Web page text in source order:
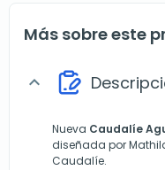
Más sobre este
expand_more
Nueva Caudalíe
diseñada por
Caudalíe.